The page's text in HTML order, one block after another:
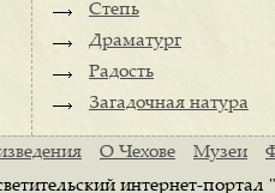
Степь
Драматург
Радость
Загадочная натура
О Чехове Музеи
интернет-